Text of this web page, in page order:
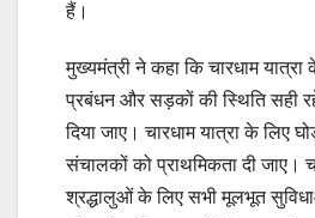
हैं।
मुख्यमंत्री ने कहा कि चारधाम यात्रा
प्रबंधन और सड़कों की स्थिति सही
दिया जाए। चारधाम यात्रा के लिए
संचालकों को प्राथमिकता दी जाए।
श्रद्धालुओं के लिए सभी मूलभूत